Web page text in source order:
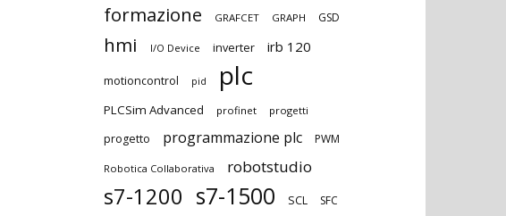
formazione GRAFCET GRAPH GSD
hmi I/O Device inverter irb 120
motioncontrol pid plc
PLCSim Advanced profinet progetti
progetto programmazione plc PWM
Robotica Collaborativa robotstudio
s7-1200 s7-1500 SCL SFC